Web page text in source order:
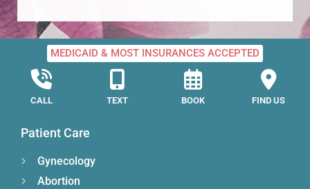
MEDICAID & MOST INSURANCES ACCEPTED
CALL TEXT BOOK FIND US
Patient Care
Gynecology
Abortion